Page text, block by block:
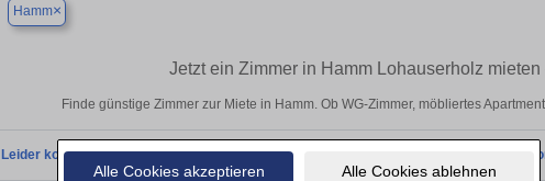
Alle Cookies akzeptieren Alle Cookies ablehnen
Hamm×
Jetzt ein Zimmer in Hamm Lohauserholz
Finde günstige Zimmer zur Miete in Hamm. Ob WG-Zimmer, möbliertes
Leider konnten wir derzeit keine passenden Objekte finden. Schauen Sie bald wieder